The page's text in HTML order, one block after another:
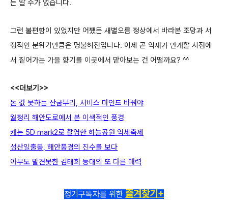
는 알 수가 없습니다.
그런 불편함이 있었지만 어쨌든 새별오름 정상에서 바라본 조망과 서
정적인 분위기만큼은 명불허전입니다. 이제 곧 억새가 만개할 시점에
서 짙어가는 가을 향기를 이곳에서 맡아보는 건 어떨까요? ^^
<<더보기>>
돈 값 못하는 산굼부리, 서비스 마인드 바꿔야
월정리 해안도로에서 본 이색적인 풍경
캐논 5D mark2로 촬영한 하늘공원 억세축제
성산일출봉, 해안풍경의 진수를 보다
아무도 발견못한 김태희 등대의 또 다른 매력
정기구독자를 위한 즐겨찾기+